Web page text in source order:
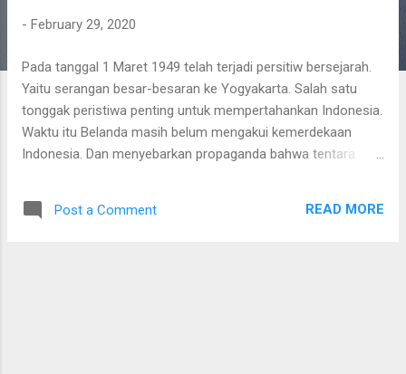
- February 29, 2020
Pada tanggal 1 Maret 1949 telah terjadi persitiw bersejarah.
Yaitu serangan besar-besaran ke Yogyakarta. Salah satu
tonggak peristiwa penting untuk mempertahankan Indonesia.
Waktu itu Belanda masih belum mengakui kemerdekaan
Indonesia. Dan menyebarkan propaganda bahwa tentara
untuk memperingati serangan umum 1 Maret 1949. Karena
Post a Comment READ MORE